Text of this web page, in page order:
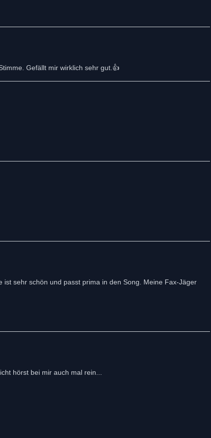
Gefällt mir wirklich sehr gut.👍
sehr schön und passt prima in den Song. Meine Fax-Jäger
hörst bei mir auch mal rein...